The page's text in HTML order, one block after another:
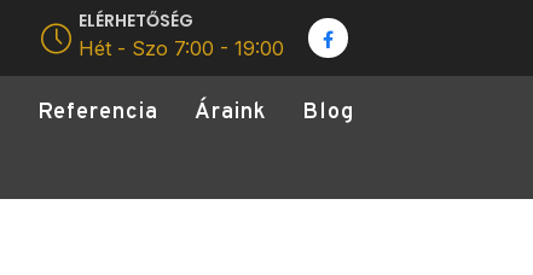
ELÉRHETŐSÉG
Hét - Szo 7:00 - 19:00
Referencia Áraink
Blog